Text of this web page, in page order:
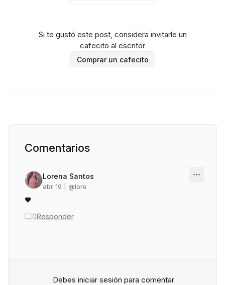
Si te gustó este post, considera invitarle un
cafecito al escritor
Comprar un cafecito
Comentarios
Lorena Santos
abr 19 | @lore
🖤
0Responder
Debes iniciar sesión para comentar